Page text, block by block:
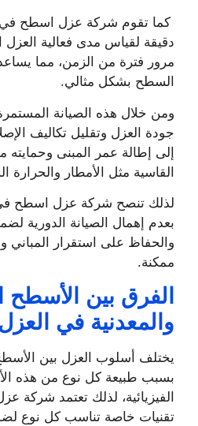
كما تقوم شركة عزل اسطح في
دقيقة لقياس مدى فعالية العزل
مرور فترة من الزمن، مما
السطح بشكل مثالي.
ومن خلال هذه الصيانة
جودة العزل وتقليل تكاليف
إلى إطالة عمر المبنى وحمايته
القاسية مثل الأمطار والحرارة
لذلك تنصح شركة عزل اسطح في
بعدم إهمال الصيانة الدورية
والحفاظ على استقرار المباني
ممكنة.
الفرق بين الأسطح
والمعدنية في العزل
يختلف أسلوب العزل بين
بسبب طبيعة كل نوع من هذه
الفيزيائية، لذلك تعتمد
تقنيات خاصة تناسب كل نوع